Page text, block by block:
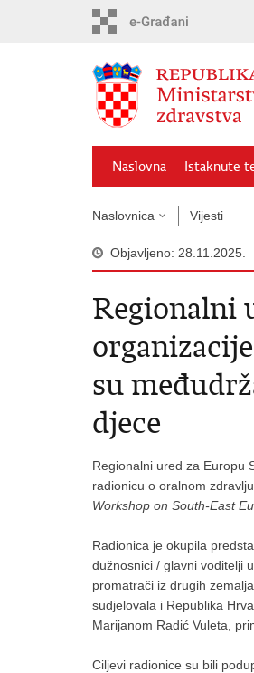
Naslovna Istaknute
Naslovnica Vijesti
Objavljeno: 28.11.2025.
Regionalni
su
djece
Regionalni ured za Europu
radionicu o oralnom
Workshop on South-East
Radionica je okupila
dužnosnici / glavni voditelji
promatrači iz drugih
sudjelovala i Republika
Marijanom Radić Vuleta,
Ciljevi radionice su bili